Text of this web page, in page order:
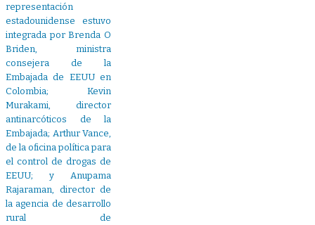
representación
estadounidense estuvo
integrada por Brenda O
Briden, ministra
consejera de la
Embajada de EEUU en
Colombia; Kevin
Murakami, director
antinarcóticos de la
Embajada; Arthur Vance,
de la oficina política para
el control de drogas de
EEUU; y Anupama
Rajaraman, director de
la agencia de desarrollo
rural de